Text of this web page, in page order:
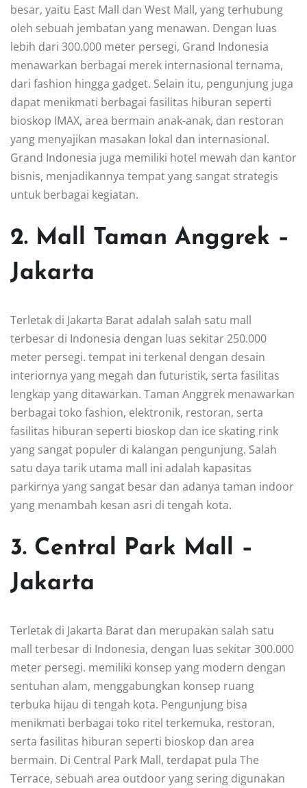
besar, yaitu East Mall dan West Mall, yang terhubung
oleh sebuah jembatan yang menawan. Dengan luas
lebih dari 300.000 meter persegi, Grand Indonesia
menawarkan berbagai merek internasional ternama,
dari fashion hingga gadget. Selain itu, pengunjung juga
dapat menikmati berbagai fasilitas hiburan seperti
bioskop IMAX, area bermain anak-anak, dan restoran
yang menyajikan masakan lokal dan internasional.
Grand Indonesia juga memiliki hotel mewah dan kantor
bisnis, menjadikannya tempat yang sangat strategis
untuk berbagai kegiatan.
2. Mall Taman Anggrek –
Jakarta
Terletak di Jakarta Barat adalah salah satu mall
terbesar di Indonesia dengan luas sekitar 250.000
meter persegi. tempat ini terkenal dengan desain
interiornya yang megah dan futuristik, serta fasilitas
lengkap yang ditawarkan. Taman Anggrek menawarkan
berbagai toko fashion, elektronik, restoran, serta
fasilitas hiburan seperti bioskop dan ice skating rink
yang sangat populer di kalangan pengunjung. Salah
satu daya tarik utama mall ini adalah kapasitas
parkirnya yang sangat besar dan adanya taman indoor
yang menambah kesan asri di tengah kota.
3. Central Park Mall –
Jakarta
Terletak di Jakarta Barat dan merupakan salah satu
mall terbesar di Indonesia, dengan luas sekitar 300.000
meter persegi. memiliki konsep yang modern dengan
sentuhan alam, menggabungkan konsep ruang
terbuka hijau di tengah kota. Pengunjung bisa
menikmati berbagai toko ritel terkemuka, restoran,
serta fasilitas hiburan seperti bioskop dan area
bermain. Di Central Park Mall, terdapat pula The
Terrace, sebuah area outdoor yang sering digunakan